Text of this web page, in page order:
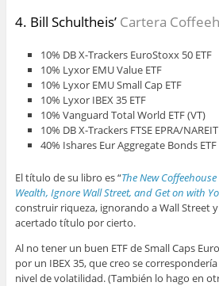
4. Bill Schultheis’ Cartera
10% DB X-Trackers EuroStoxx 50 ETF
10% Lyxor EMU Value ETF
10% Lyxor EMU Small Cap ETF
10% Lyxor IBEX 35 ETF
10% Vanguard Total World ETF (VT)
10% DB X-Trackers FTSE EPRA/
40% Ishares Eur Aggregate Bonds ETF
El título de su libro es “The New
Wealth, Ignore Wall Street, and Get on with
construir riqueza, ignorando a Wall Street
acertado título por cierto.
Al no tener un buen ETF de Small Caps
por un IBEX 35, que creo se
nivel de volatilidad. (También lo hago en